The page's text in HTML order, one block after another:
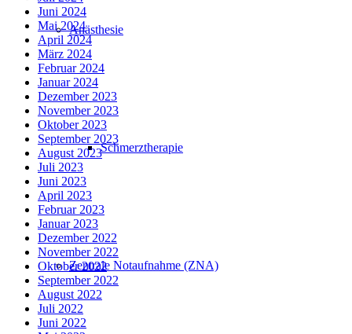
Anästhesie
Schmerztherapie
Zentrale Notaufnahme (ZNA)
Juni 2024
Mai 2024
April 2024
März 2024
Februar 2024
Januar 2024
Dezember 2023
November 2023
Oktober 2023
September 2023
August 2023
Juli 2023
Juni 2023
April 2023
Februar 2023
Januar 2023
Dezember 2022
November 2022
Oktober 2022
September 2022
August 2022
Juli 2022
Juni 2022